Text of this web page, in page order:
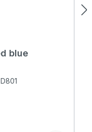
4.96 von 5 Sternen
blue